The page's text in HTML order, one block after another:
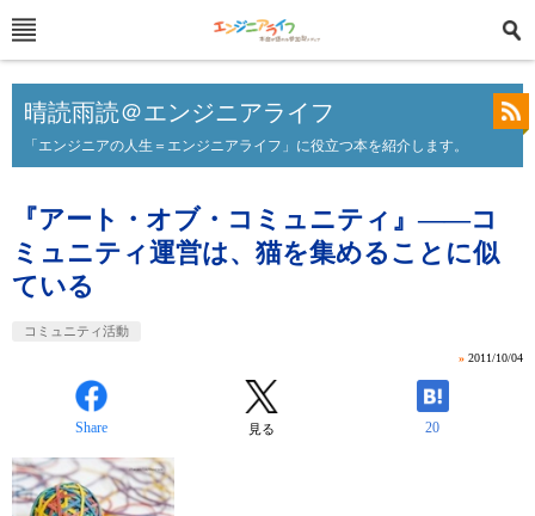
晴読雨読＠エンジニアライフ
「エンジニアの人生＝エンジニアライフ」に役立つ本を紹介します。
『アート・オブ・コミュニティ』――コ
ミュニティ運営は、猫を集めることに似
ている
コミュニティ活動
» 2011/10/04
Share 見る 20